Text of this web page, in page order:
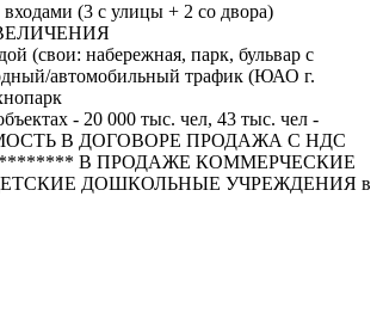
(3 с улицы + 2 со двора)
набережная, парк, бульвар с
автомобильный трафик (ЮАО г.
- 20 000 тыс. чел, 43 тыс. чел -
В ДОГОВОРЕ ПРОДАЖА С НДС
В ПРОДАЖЕ КОММЕРЧЕСКИЕ
ДОШКОЛЬНЫЕ УЧРЕЖДЕНИЯ в